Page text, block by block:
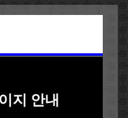
지 안내